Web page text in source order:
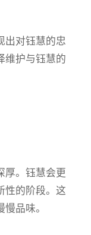
出对钰慧的忠
维护与钰慧的
厚。钰慧会更
性的阶段。这
品味。